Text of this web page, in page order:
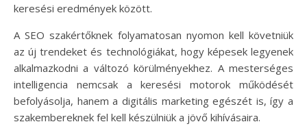
keresési eredmények között.
A SEO szakértőknek folyamatosan nyomon kell követniük
az új trendeket és technológiákat, hogy képesek legyenek
alkalmazkodni a változó körülményekhez. A mesterséges
intelligencia nemcsak a keresési motorok működését
befolyásolja, hanem a digitális marketing egészét is, így a
szakembereknek fel kell készülniük a jövő kihívásaira.